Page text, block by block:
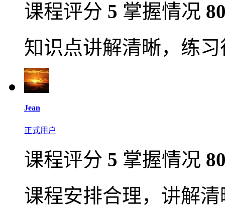
课程评分 5 掌握情况
知识点讲解清晰，练习
Jean
正式用户
课程评分 5 掌握情况
课程安排合理，讲解清